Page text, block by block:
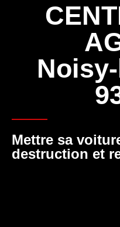
Mettre sa
destruction et